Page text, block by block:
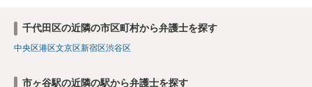
千代田区の近隣の市区町村から弁護士を探す
中央区港区文京区新宿区渋谷区
市ヶ谷駅の近隣の駅から弁護士を探す